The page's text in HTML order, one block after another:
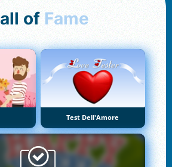
Hall of Fame
Test Dell'Amore